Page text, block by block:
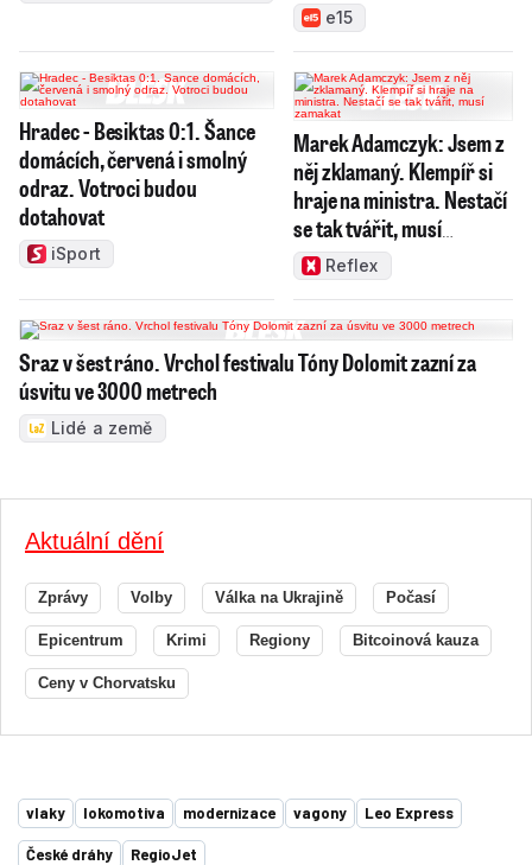
e15
Hradec - Besiktas 0:1. Šance
domácích, červená i smolný
odraz. Votroci budou
dotahovat
iSport
Marek Adamczyk: Jsem z
něj zklamaný. Klempíř si
hraje na ministra. Nestačí
se tak tvářit, musí
zamakat
Reflex
Sraz v šest ráno. Vrchol festivalu Tóny Dolomit zazní za
úsvitu ve 3000 metrech
Lidé a země
Aktuální dění
Zprávy Volby Válka na Ukrajině Počasí
Epicentrum Krimi Regiony Bitcoinová kauza
Ceny v Chorvatsku
vlaky lokomotiva modernizace vagony Leo Express
České dráhy RegioJet